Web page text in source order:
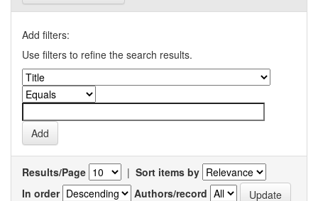
Add filters:
Use filters to refine the search results.
Results/Page | Sort items by
In order
Authors/record